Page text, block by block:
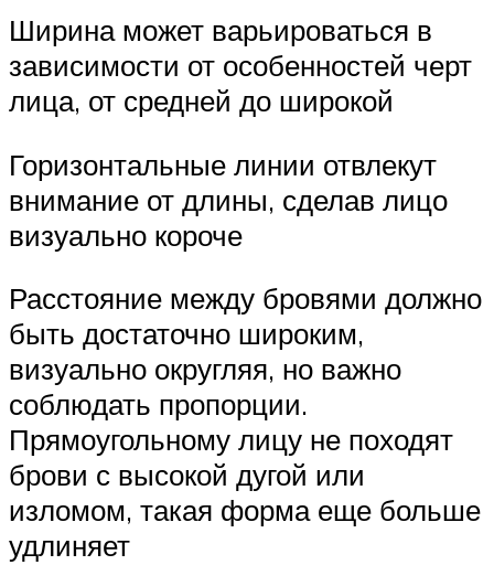
Ширина может варьироваться в
зависимости от особенностей черт
лица, от средней до широкой
Горизонтальные линии отвлекут
внимание от длины, сделав лицо
визуально короче
Расстояние между бровями должно
быть достаточно широким,
визуально округляя, но важно
соблюдать пропорции.
Прямоугольному лицу не походят
брови с высокой дугой или
изломом, такая форма еще больше
удлиняет